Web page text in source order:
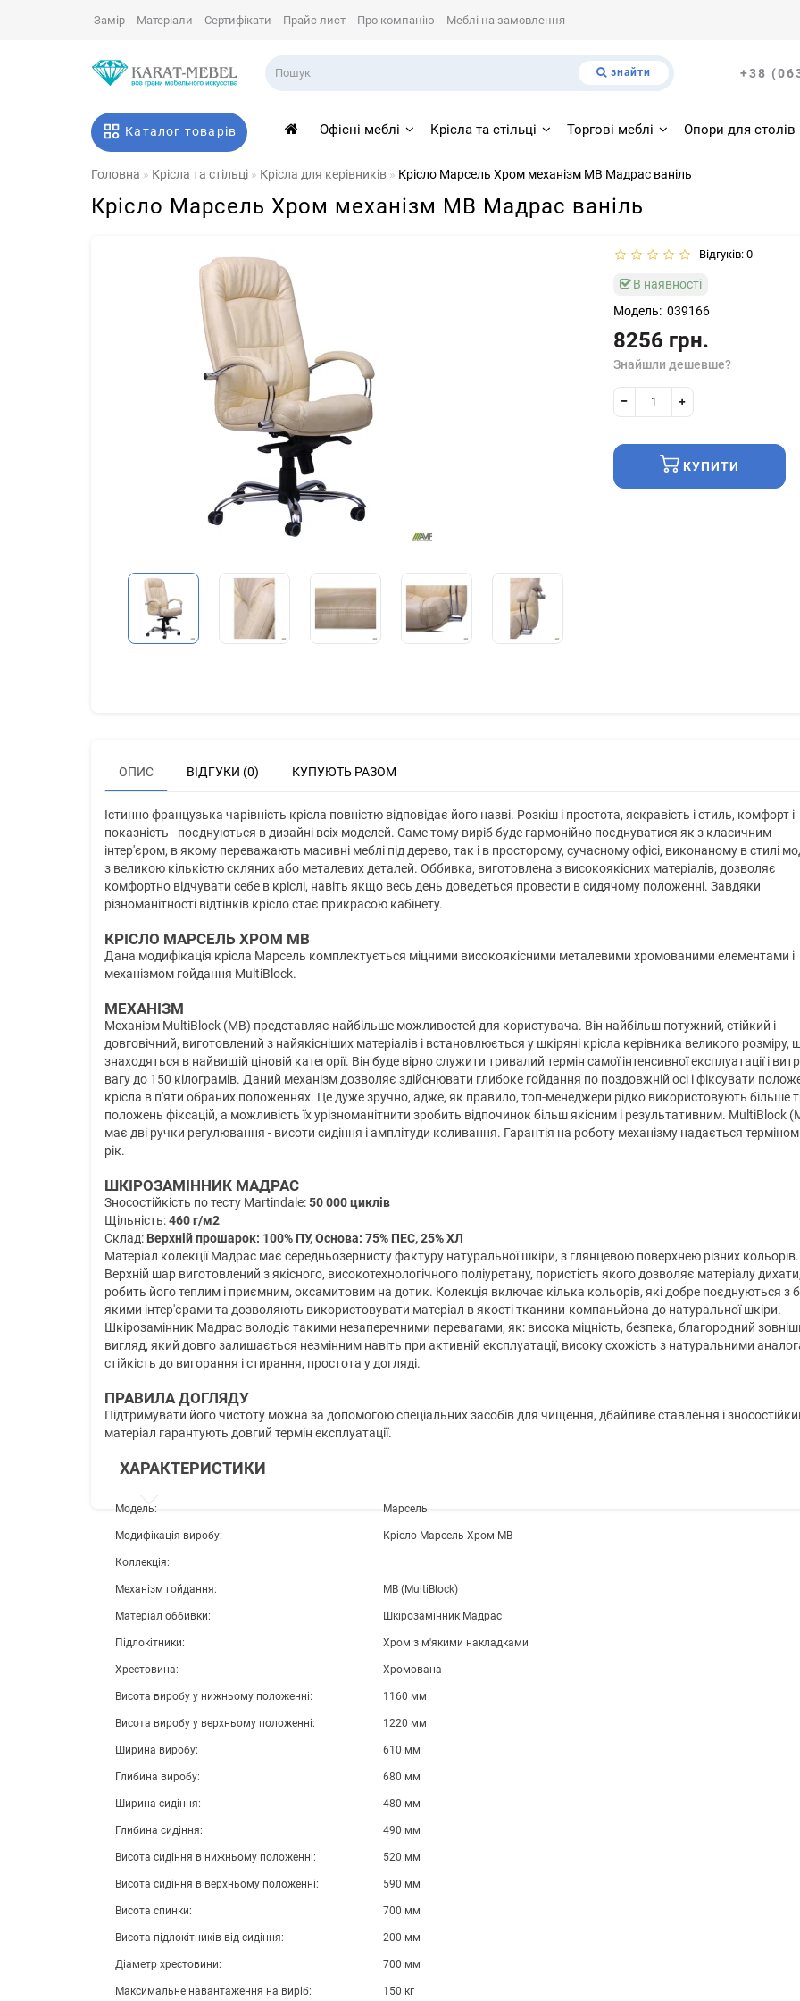
Замір Матеріали Сертифікати Прайс лист Про компанію Меблі на замовлення
знайти +38
Каталог товарів Офісні меблі Крісла та стільці Торгові меблі Опори для столів
Головна Крісла та стільці Крісла для керівників Крісло Марсель Хром механізм МВ Мадрас ваніль
Крісло Марсель Хром механізм МВ Мадрас ваніль
Відгуків: 0
В наявності
Модель: 039166
8256 грн.
Знайшли дешевше?
КУПИТИ
ОПИС ВІДГУКИ (0) КУПУЮТЬ РАЗОМ
Істинно французька чарівність крісла повністю відповідає його назві. Розкіш і простота, яскравість і стиль, комфорт і
показність - поєднуються в дизайні всіх моделей. Саме тому виріб буде гармонійно поєднуватися як з класичним
інтер'єром, в якому переважають масивні меблі під дерево, так і в просторому, сучасному офісі, виконаному в стилі
з великою кількістю скляних або металевих деталей. Оббивка, виготовлена з високоякісних матеріалів, дозволяє
комфортно відчувати себе в кріслі, навіть якщо весь день доведеться провести в сидячому положенні. Завдяки
різноманітності відтінків крісло стає прикрасою кабінету.
КРІСЛО МАРСЕЛЬ ХРОМ MB
Дана модифікація крісла Марсель комплектується міцними високоякісними металевими хромованими елементами і
механізмом гойдання MultiBlock.
МЕХАНІЗМ
Механізм MultiBlock (MB) представляє найбільше можливостей для користувача. Він найбільш потужний, стійкий і
довговічний, виготовлений з найякісніших матеріалів і встановлюється у шкіряні крісла керівника великого розміру,
знаходяться в найвищій ціновій категорії. Він буде вірно служити тривалий термін самої інтенсивної експлуатації і
вагу до 150 кілограмів. Даний механізм дозволяє здійснювати глибоке гойдання по поздовжній осі і фіксувати
крісла в п'яти обраних положеннях. Це дуже зручно, адже, як правило, топ-менеджери рідко використовують більше
положень фіксацій, а можливість їх урізноманітнити зробить відпочинок більш якісним і результативним. MultiBlock
має дві ручки регулювання - висоти сидіння і амплітуди коливання. Гарантія на роботу механізму надається терміном
рік.
ШКІРОЗАМІННИК МАДРАС
Зносостійкість по тесту Martindale:50 000 циклів
Щільність:460 г/м2
Склад: Верхній прошарок: 100% ПУ, Основа: 75% ПЕС, 25% ХЛ
Матеріал колекції Мадрас має середньозернисту фактуру натуральної шкіри, з глянцевою поверхнею різних кольорів.
Верхній шар виготовлений з якісного, високотехнологічного поліуретану, пористість якого дозволяє матеріалу дихати,
робить його теплим і приємним, оксамитовим на дотик. Колекція включає кілька кольорів, які добре поєднуються з
якими інтер'єрами та дозволяють використовувати матеріал в якості тканини-компаньйона до натуральної шкіри.
Шкірозамінник Мадрас володіє такими незаперечними перевагами, як: висока міцність, безпека, благородний
вигляд, який довго залишається незмінним навіть при активній експлуатації, високу схожість з натуральними
стійкість до вигорання і стирання, простота у догляді.
ПРАВИЛА ДОГЛЯДУ
Підтримувати його чистоту можна за допомогою спеціальних засобів для чищення, дбайливе ставлення і
матеріал гарантують довгий термін експлуатації.
ХАРАКТЕРИСТИКИ
Модель: Марсель
Модифікація виробу: Крісло Марсель Хром MB
Коллекція:
Механізм гойдання: MB (MultiBlock)
Матеріал оббивки: Шкірозамінник Мадрас
Підлокітники: Хром з м'якими накладками
Хрестовина: Хромована
Висота виробу у нижньому положенні: 1160 мм
Висота виробу у верхньому положенні: 1220 мм
Ширина виробу: 610 мм
Глибина виробу: 680 мм
Ширина сидіння: 480 мм
Глибина сидіння: 490 мм
Висота сидіння в нижньому положенні: 520 мм
Висота сидіння в верхньому положенні: 590 мм
Висота спинки: 700 мм
Висота підлокітників від сидіння: 200 мм
Діаметр хрестовини: 700 мм
Максимальне навантаження на виріб: 150 кг